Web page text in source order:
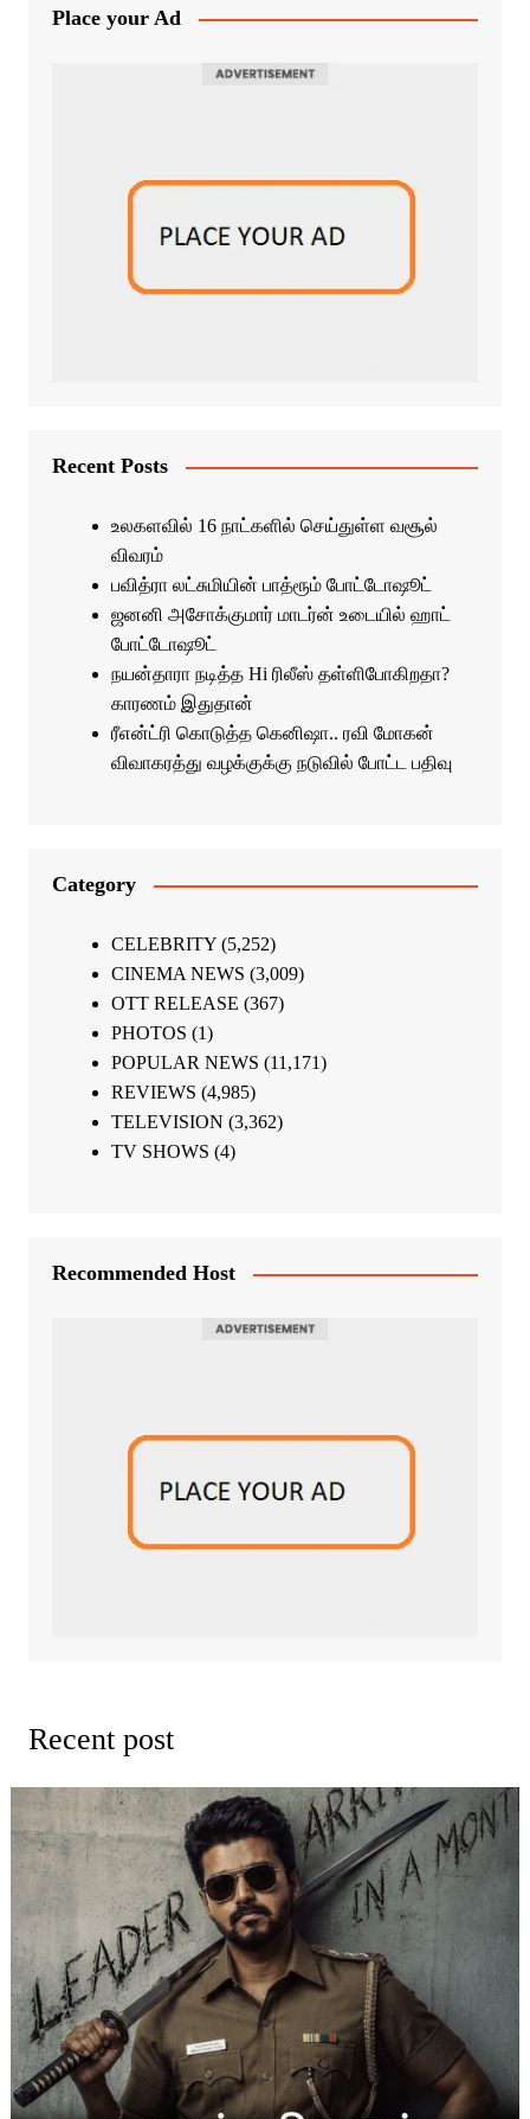
Place your Ad
Recent Posts
உலகளவில் 16 நாட்களில் செய்துள்ள வசூல்
விவரம்
பவித்ரா லட்சுமியின் பாத்ரூம் போட்டோஷூட்
ஜனனி அசோக்குமார் மாடர்ன் உடையில் ஹாட்
போட்டோஷூட்
நயன்தாரா நடித்த Hi ரிலீஸ் தள்ளிபோகிறதா?
காரணம் இதுதான்
ரீஎன்ட்ரி கொடுத்த கெனிஷா.. ரவி மோகன்
விவாகரத்து வழக்குக்கு நடுவில் போட்ட பதிவு
Category
CELEBRITY(5,252)
CINEMA NEWS (3,009)
OTT RELEASE (367)
PHOTOS (1)
POPULAR NEWS (11,171)
REVIEWS (4,985)
TELEVISION (3,362)
TV SHOWS (4)
Recommended Host
Recent post